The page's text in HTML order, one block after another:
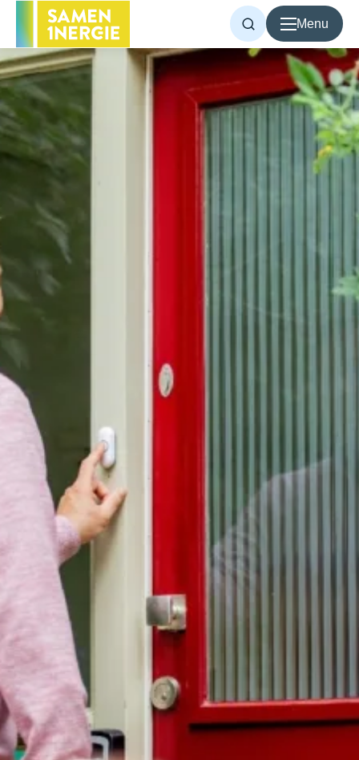
Menu
Voor inwoners
Voor bedrijven
Over Samen1Nergie
Artikelen
Projecten
Home
Samen1Nergie is een initiatief van de gemeenten
Duiven en Westervoort